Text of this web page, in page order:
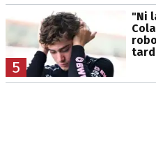
5
"Ni